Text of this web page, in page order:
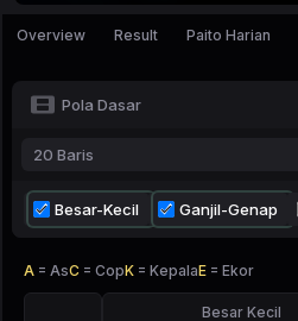
Overview Result Paito Harian
Pola Dasar
20 Baris
Besar-Kecil Ganjil-Genap
A = AsC = CopK = KepalaE = Ekor
Besar Kecil